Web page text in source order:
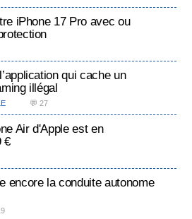
iPhone 17 Pro avec ou
qui cache un
illégal
💬 27
Air d'Apple est en
€
encore la conduite autonome